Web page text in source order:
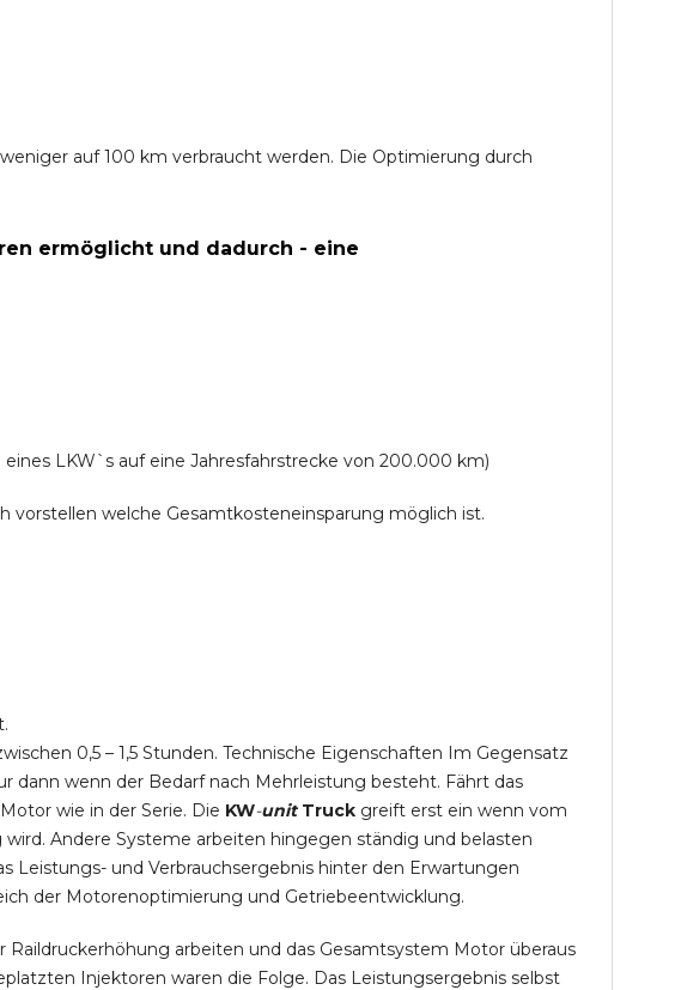
auf 100 km verbraucht werden. Die Optimierung durch
ermöglicht und dadurch - eine
LKW`s auf eine Jahresfahrstrecke von 200.000 km)
vorstellen welche Gesamtkosteneinsparung möglich ist.
0,5 – 1,5 Stunden. Technische Eigenschaften Im Gegensatz
dann wenn der Bedarf nach Mehrleistung besteht. Fährt das
wie in der Serie. Die KW-unit Truck greift erst ein wenn vom
Andere Systeme arbeiten hingegen ständig und belasten
und Verbrauchsergebnis hinter den Erwartungen
der Motorenoptimierung und Getriebeentwicklung.
arbeiten und das Gesamtsystem Motor überaus
Injektoren waren die Folge. Das Leistungsergebnis selbst